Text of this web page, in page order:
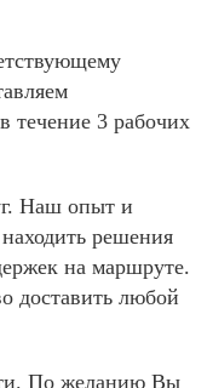
течение 3 рабочих
Наш опыт и
решения
на маршруте.
доставить любой
По желанию Вы